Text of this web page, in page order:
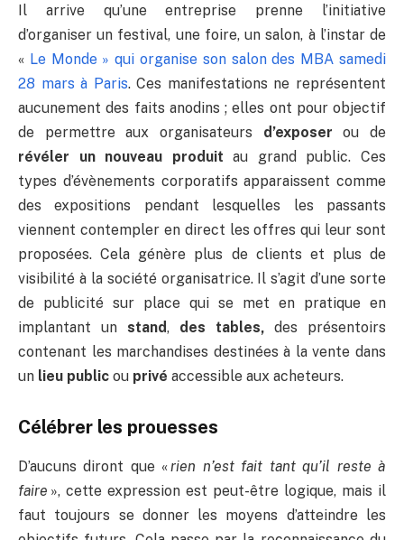
Il arrive qu’une entreprise prenne l’initiative
d’organiser un festival, une foire, un salon, à l’instar de
« Le Monde » qui organise son salon des MBA samedi
28 mars à Paris. Ces manifestations ne représentent
aucunement des faits anodins ; elles ont pour objectif
de permettre aux organisateurs d’exposer ou de
révéler un nouveau produit au grand public. Ces
types d’évènements corporatifs apparaissent comme
des expositions pendant lesquelles les passants
viennent contempler en direct les offres qui leur sont
proposées. Cela génère plus de clients et plus de
visibilité à la société organisatrice. Il s’agit d’une sorte
de publicité sur place qui se met en pratique en
implantant un stand, des tables, des présentoirs
contenant les marchandises destinées à la vente dans
un lieu public ou privé accessible aux acheteurs.
Célébrer les prouesses
D’aucuns diront que «rien n’est fait tant qu’il reste à
faire », cette expression est peut-être logique, mais il
faut toujours se donner les moyens d’atteindre les